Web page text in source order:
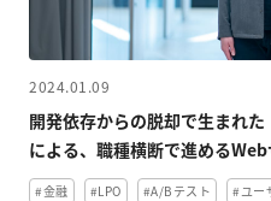
2024.01.09
開発依存からの脱却で生まれ
による、職種横断で進める
#金融 #LPO #A/Bテスト #ユー